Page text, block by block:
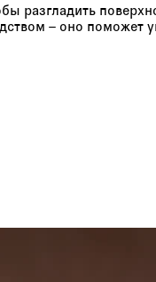
разгладить
– оно поможет